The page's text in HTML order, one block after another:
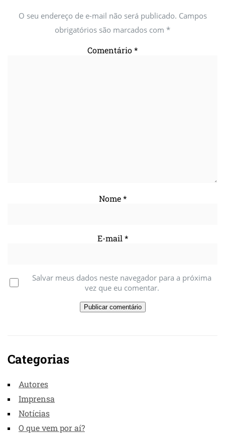
O seu endereço de e-mail não será publicado. Campos
obrigatórios são marcados com *
Comentário*
Nome*
E-mail *
Salvar meus dados neste navegador para a próxima
vez que eu comentar.
Categorias
Autores
Imprensa
Notícias
O que vem por aí?